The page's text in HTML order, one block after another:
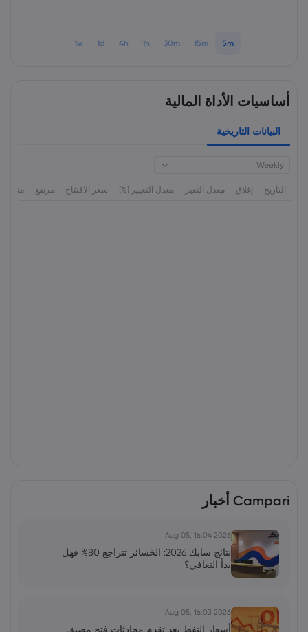
5m
15m
30m
1h
4h
1d
1w
أساسيات الأداة المالية
البيانات التاريخية
Weekly
التاريخ إغلاق معدل التغير معدل التغيير (%) سعر الاقتتاح مرتفع
Campari أخبار
2026 Aug 05, 16:04
نتائج سابك 2026: الخسائر تتراجع 80% فهل
بدأ التعافي؟
2026 Aug 05, 16:03
أسعار النفط بعد تقدم محادثات فتح مضيق